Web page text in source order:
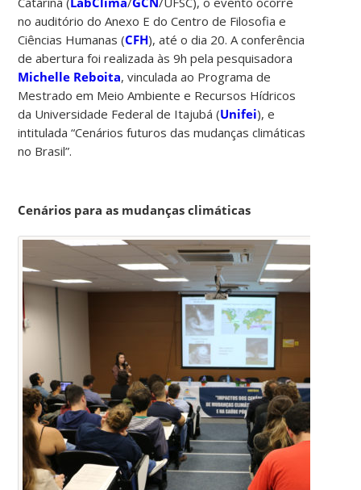
no auditório do Anexo E do Centro de Filosofia e
Ciências Humanas (CFH), até o dia 20. A conferência
de abertura foi realizada às 9h pela pesquisadora
Michelle Reboita, vinculada ao Programa de
Mestrado em Meio Ambiente e Recursos Hídricos
da Universidade Federal de Itajubá (Unifei), e
intitulada “Cenários futuros das mudanças climáticas
no Brasil”.
Cenários para as mudanças climáticas